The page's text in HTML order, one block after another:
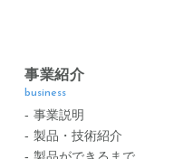
事業紹介
business
事業説明
製品・技術紹介
製品ができるまで